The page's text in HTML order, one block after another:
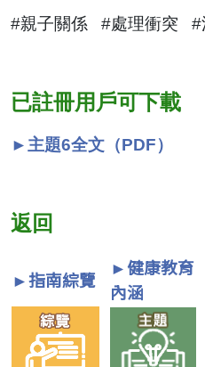
#親子關係 #處理衝突 #
已註冊用戶可下載
►主題6全文（PDF）
返回
►指南綜覽
►健康教育
內涵